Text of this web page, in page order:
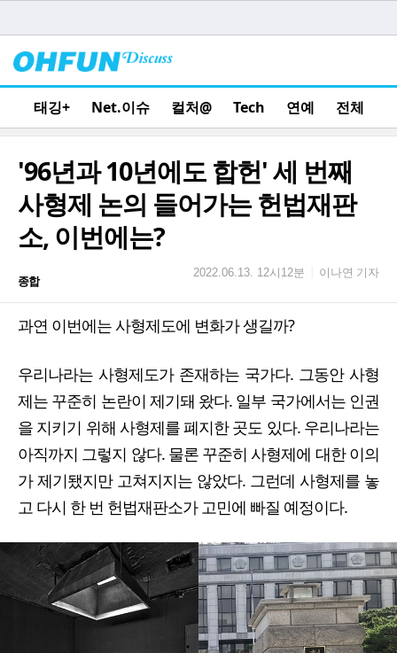
태깅+ Net.이슈 컬처@ Tech 연예 전체
'96년과 10년에도 합헌' 세 번째
사형제 논의 들어가는 헌법재판
소, 이번에는?
종합
2022.06.13. 12시12분 이나연 기자
과연 이번에는 사형제도에 변화가 생길까?
우리나라는 사형제도가 존재하는 국가다. 그동안 사형
제는 꾸준히 논란이 제기돼 왔다. 일부 국가에서는 인권
을 지키기 위해 사형제를 폐지한 곳도 있다. 우리나라는
아직까지 그렇지 않다. 물론 꾸준히 사형제에 대한 이의
가 제기됐지만 고쳐지지는 않았다. 그런데 사형제를 놓
고 다시 한 번 헌법재판소가 고민에 빠질 예정이다.